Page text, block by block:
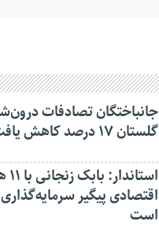
جانباختگان تصادفات
گلستان ۱۷ درصد کاهش یافت
اقتصادی پیگیر
است